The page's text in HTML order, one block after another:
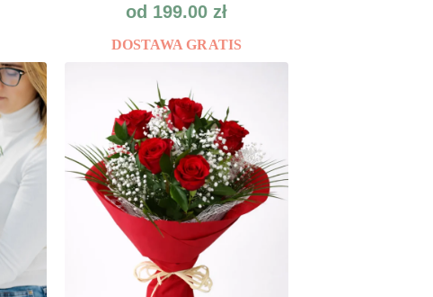
od 199.00 zł
DOSTAWA GRATIS